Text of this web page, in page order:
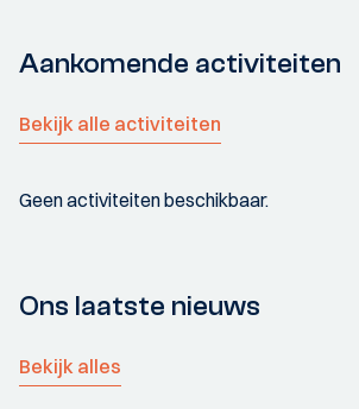
Aankomende activiteiten
Bekijk alle activiteiten
Geen activiteiten beschikbaar.
Ons laatste nieuws
Bekijk alles